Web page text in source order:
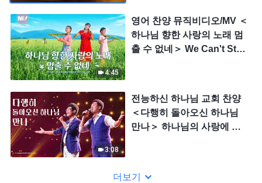
4:45
영어 찬양 뮤직비디오/MV ＜
하나님 향한 사랑의 노래 멈
출 수 없네＞ We Can't Stop
3:08
전능하신 하나님 교회 찬양
＜다행히 돌아오신 하나님
만나＞ 하나님의 사랑에 감
더보기